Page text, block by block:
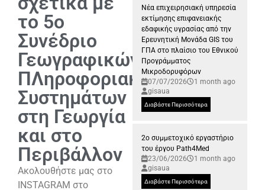
το 5ο
Συνέδριο
Γεωγραφικών
ΠΛηροφοριακών
Συστημάτων
στη Γεωργία
και στο
Περιβάλλον
Ακολουθήστε μας στο
INSTAGRAM στο
Νέα επιχειρησιακή υπηρεσία
εκτίμησης επιφανειακής
εδαφικής υγρασίας από την
Ερευνητική Μονάδα GIS του
ΓΠΑ στο πλαίσιο του Εθνικού
Προγράμματος
Μικροδορυφόρων
07/07/2026
1 month ago
gisaua
Διαβάστε Περισσότερα
2ο συμμετοχικό εργαστήριο
του έργου Path4Med
23/06/2026
1 month ago
gisaua
Διαβάστε Περισσότερα